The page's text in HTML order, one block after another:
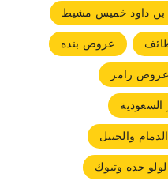
داود خميس مشيط
عروض بنده
عروض رامز
والجبيل
جده وتبوك